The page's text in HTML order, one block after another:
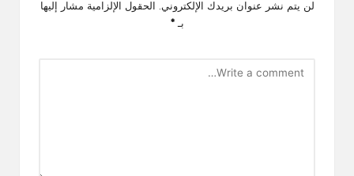
لن يتم نشر عنوان بريدك الإلكتروني.
الحقول الإلزامية مشار إليها
بـ*